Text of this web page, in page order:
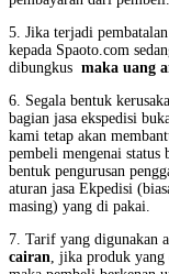
5. Jika terjadi
kepada Spaoto.com
dibungkus maka uang
6. Segala bentuk
bagian jasa ekspedisi
kami tetap akan
pembeli mengenai status
bentuk pengurusan
aturan jasa Ekpedisi
masing) yang di pakai.
7. Tarif yang digunakan
cairan , jika produk